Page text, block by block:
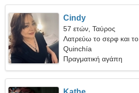
Cindy
57 ετών, Ταύρος
Λατρεύω το σερφ και
Quinchía
Πραγματική αγάπη